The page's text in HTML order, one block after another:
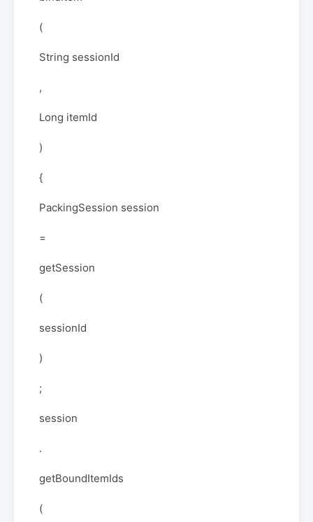
(
String sessionId
,
Long itemId
)
{
PackingSession session
=
getSession
(
sessionId
)
;
session
.
getBoundItemIds
(